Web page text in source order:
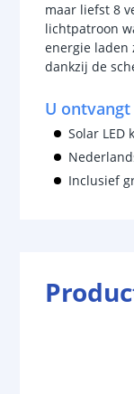
maar liefst 8
lichtpatroon
energie laden
dankzij de
U
Solar LED
Inclusief